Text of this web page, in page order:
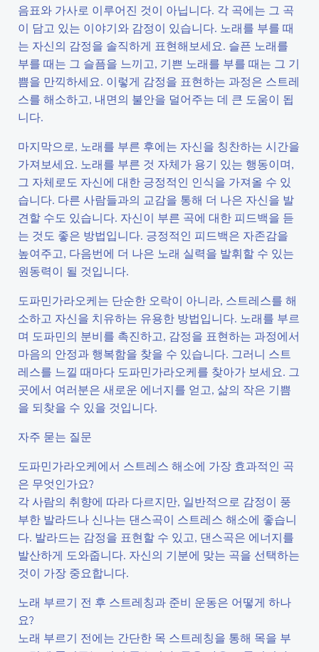
음표와 가사로 이루어진 것이 아닙니다. 각 곡에는 그 곡
이 담고 있는 이야기와 감정이 있습니다. 노래를 부를 때
는 자신의 감정을 솔직하게 표현해보세요. 슬픈 노래를
부를 때는 그 슬픔을 느끼고, 기쁜 노래를 부를 때는 그 기
쁨을 만끽하세요. 이렇게 감정을 표현하는 과정은 스트레
스를 해소하고, 내면의 불안을 덜어주는 데 큰 도움이 됩
니다.
마지막으로, 노래를 부른 후에는 자신을 칭찬하는 시간을
가져보세요. 노래를 부른 것 자체가 용기 있는 행동이며,
그 자체로도 자신에 대한 긍정적인 인식을 가져올 수 있
습니다. 다른 사람들과의 교감을 통해 더 나은 자신을 발
견할 수도 있습니다. 자신이 부른 곡에 대한 피드백을 듣
는 것도 좋은 방법입니다. 긍정적인 피드백은 자존감을
높여주고, 다음번에 더 나은 노래 실력을 발휘할 수 있는
원동력이 될 것입니다.
도파민가라오케는 단순한 오락이 아니라, 스트레스를 해
소하고 자신을 치유하는 유용한 방법입니다. 노래를 부르
며 도파민의 분비를 촉진하고, 감정을 표현하는 과정에서
마음의 안정과 행복함을 찾을 수 있습니다. 그러니 스트
레스를 느낄 때마다 도파민가라오케를 찾아가 보세요. 그
곳에서 여러분은 새로운 에너지를 얻고, 삶의 작은 기쁨
을 되찾을 수 있을 것입니다.
자주 묻는 질문
도파민가라오케에서 스트레스 해소에 가장 효과적인 곡
은 무엇인가요?
각 사람의 취향에 따라 다르지만, 일반적으로 감정이 풍
부한 발라드나 신나는 댄스곡이 스트레스 해소에 좋습니
다. 발라드는 감정을 표현할 수 있고, 댄스곡은 에너지를
발산하게 도와줍니다. 자신의 기분에 맞는 곡을 선택하는
것이 가장 중요합니다.
노래 부르기 전 후 스트레칭과 준비 운동은 어떻게 하나
요?
노래 부르기 전에는 간단한 목 스트레칭을 통해 목을 부